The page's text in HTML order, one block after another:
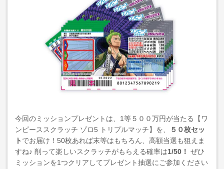
今回のミッションプレゼントは、1等５００万円が当たる【ワ
ンピーススクラッチ ゾロ5 トリプルマッチ】を、
５０枚セッ
ト でお届け！50枚あれば末等はもちろん、高額当選も狙えま
すね♪ 削って楽しいスクラッチがもらえる確率は1/50！ ぜひ
ミッションを1つクリアしてプレゼント抽選にご参加ください